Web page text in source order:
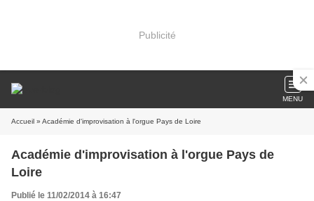
Publicité
MENU
Accueil » Académie d'improvisation à l'orgue Pays de Loire
Académie d'improvisation à l'orgue Pays de
Loire
Publié le 11/02/2014 à 16:47